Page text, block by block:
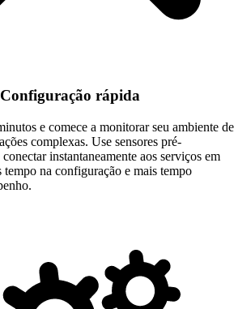
Configuração rápida
e comece a monitorar seu ambiente de
complexas. Use sensores pré-
instantaneamente aos serviços em
tempo na configuração e mais tempo